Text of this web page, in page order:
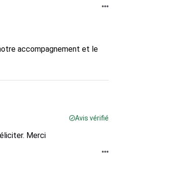
accompagnement et le
Avis vérifié
Merci